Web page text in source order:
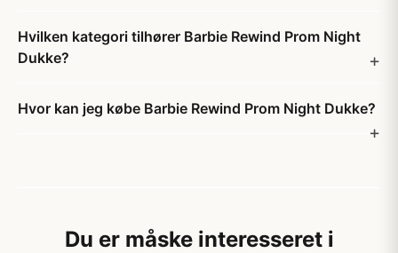
Hvilken kategori tilhører Barbie Rewind Prom Night
Dukke?
Hvor kan jeg købe Barbie Rewind Prom Night Dukke?
Du er måske interesseret i